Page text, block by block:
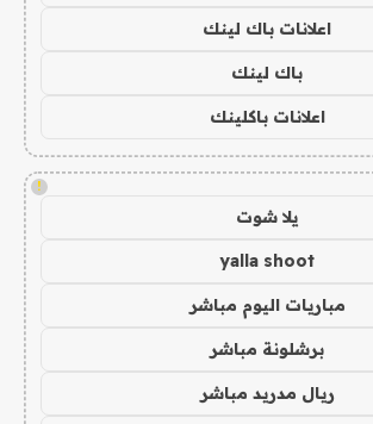
اعلانات باك لينك
باك لينك
اعلانات باكلينك
!
يلا شوت
yalla shoot
مباريات اليوم مباشر
برشلونة مباشر
ريال مدريد مباشر